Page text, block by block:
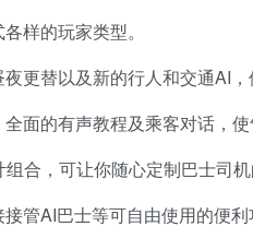
样的玩家类型。
更替以及新的行人和交通AI
面的有声教程及乘客对话，
合，可让你随心定制巴士司机
管AI巴士等可自由使用的便